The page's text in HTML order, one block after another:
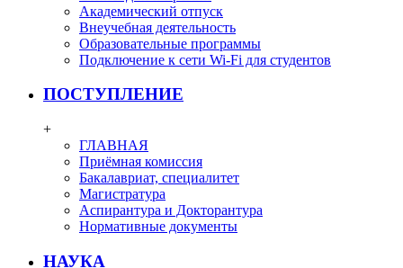
Академический отпуск
Внеучебная деятельность
Образовательные программы
Подключение к сети Wi-Fi для студентов
ПОСТУПЛЕНИЕ
+
ГЛАВНАЯ
Приёмная комиссия
Бакалавриат, специалитет
Магистратура
Аспирантура и Докторантура
Нормативные документы
НАУКА